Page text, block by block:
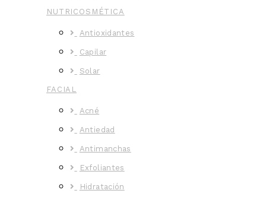
NUTRICOSMÉTICA
Antioxidantes
Capilar
Solar
FACIAL
Acné
Antiedad
Antimanchas
Exfoliantes
Hidratación